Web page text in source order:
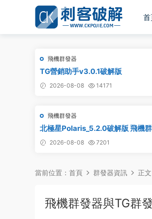
飛機群發器
TG營銷助手v3.0.1破解版
2026-08-08 14171
飛機群發器
北極星Polaris_5.2.0破解版 飛機群
_TG群發軟件_Telegram群發工具_
版
2026-08-08 7201
當前位置： 首頁 群發器資訊 正文
飛機群發器與TG群